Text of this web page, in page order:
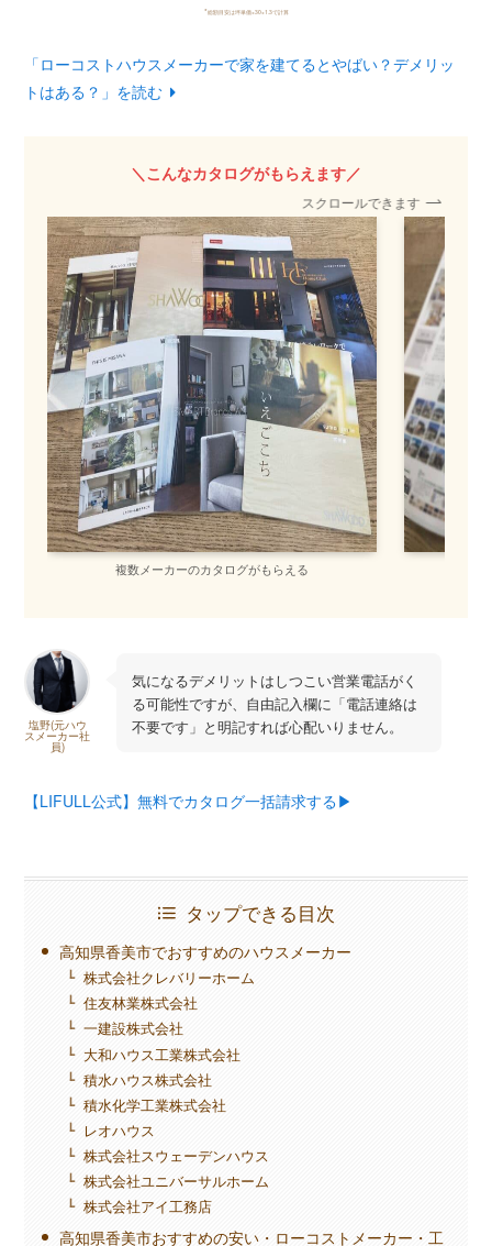
*総額目安は坪単価×30×1.3で計算
「ローコストハウスメーカーで家を建てるとやばい？デメリッ
トはある？」を読む
＼こんなカタログがもらえます／
スクロールできます
複数メーカーのカタログがもらえる
塩野(元ハウ
スメーカー社
員)
気になるデメリットはしつこい営業電話がく
る可能性ですが、自由記入欄に「電話連絡は
不要です」と明記すれば心配いりません。
【LIFULL公式】無料でカタログ一括請求する▶︎
タップできる目次
高知県香美市でおすすめのハウスメーカー
株式会社クレバリーホーム
住友林業株式会社
一建設株式会社
大和ハウス工業株式会社
積水ハウス株式会社
積水化学工業株式会社
レオハウス
株式会社スウェーデンハウス
株式会社ユニバーサルホーム
株式会社アイ工務店
高知県香美市おすすめの安い・ローコストメーカー・工